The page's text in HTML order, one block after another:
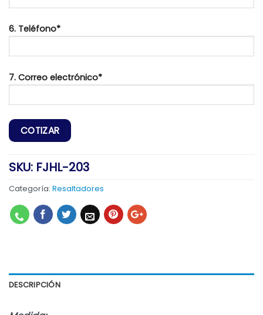
6. Teléfono*
7. Correo electrónico*
SKU: FJHL-203
Categoría: Resaltadores
DESCRIPCIÓN